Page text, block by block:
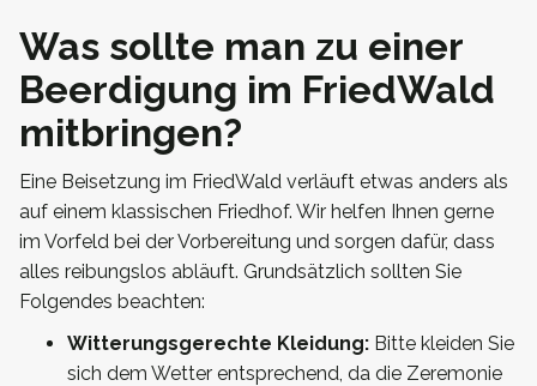
Was sollte man zu einer
Beerdigung im FriedWald
mitbringen?
Eine Beisetzung im FriedWald verläuft etwas anders als
auf einem klassischen Friedhof. Wir helfen Ihnen gerne
im Vorfeld bei der Vorbereitung und sorgen dafür, dass
alles reibungslos abläuft. Grundsätzlich sollten Sie
Folgendes beachten:
Witterungsgerechte Kleidung: Bitte kleiden Sie
sich dem Wetter entsprechend, da die Zeremonie